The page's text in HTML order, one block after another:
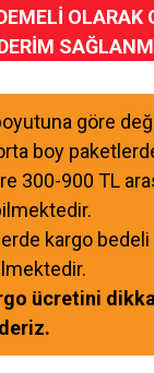
OLARAK
göre
boy
300-900 TL
kargo bedeli
ücretini